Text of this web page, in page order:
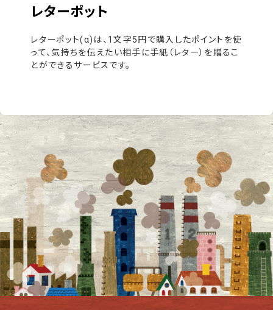
レターポット
レターポット(α)は、1文字5円で購入したポイントを使
って、気持ちを伝えたい相手に手紙（レター）を贈るこ
とができるサービスです。